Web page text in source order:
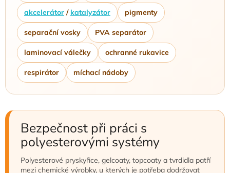
akcelerátor / katalyzátor pigmenty
separační vosky PVA separátor
laminovací válečky ochranné rukavice
respirátor míchací nádoby
Bezpečnost při práci s
polyesterovými systémy
Polyesterové pryskyřice, gelcoaty, topcoaty a tvrdidla patří
mezi chemické výrobky, u kterých je potřeba dodržovat